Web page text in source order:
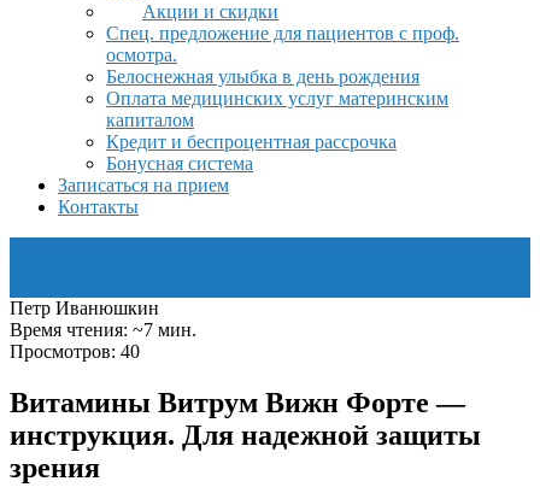
Акции и скидки
Спец. предложение для пациентов с проф.
осмотра.
Белоснежная улыбка в день рождения
Оплата медицинских услуг материнским
капиталом
Кредит и беспроцентная рассрочка
Бонусная система
Записаться на прием
Контакты
Петр Иванюшкин
Время чтения: ~7 мин.
Просмотров: 40
Витамины Витрум Вижн Форте —
инструкция. Для надежной защиты
зрения